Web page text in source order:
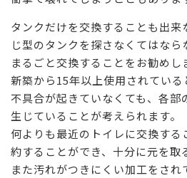
タンクだけを交換することも出来
じ型のタンクを探さなくてはなら
まるごと交換することをお勧めし
新築から15年以上使用されてい
不具合が起きていなくても、各部
生じていることが考えられます。
何よりも最近のトイレに交換する
約することができ、十分に元を取
また汚れがつきにくい加工をさ